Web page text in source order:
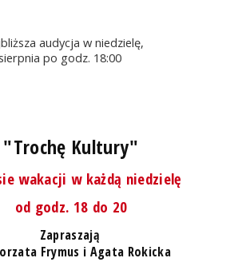
audycja w niedzielę,
po godz. 18:00
"Trochę Kultury"
wakacji w każdą niedzielę
od godz. 18 do 20
Zapraszają
Frymus i Agata Rokicka